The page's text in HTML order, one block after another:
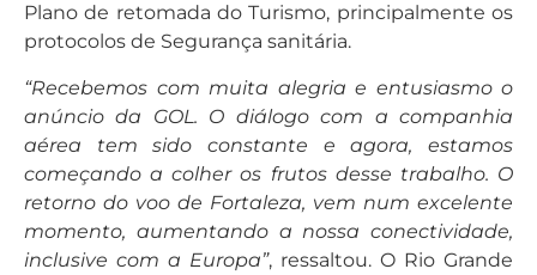
Plano de retomada do Turismo, principalmente os
protocolos de Segurança sanitária.
“Recebemos com muita alegria e entusiasmo o
anúncio da GOL. O diálogo com a companhia
aérea tem sido constante e agora, estamos
começando a colher os frutos desse trabalho. O
retorno do voo de Fortaleza, vem num excelente
momento, aumentando a nossa conectividade,
inclusive com a Europa”, ressaltou. O Rio Grande